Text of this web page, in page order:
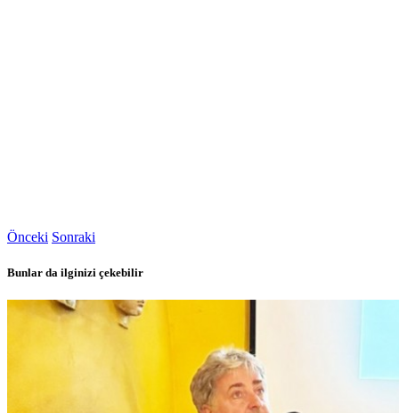
Önceki Sonraki
Bunlar da ilginizi çekebilir